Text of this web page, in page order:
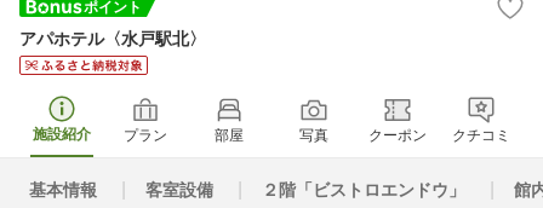
アパホテル〈水戸駅北〉
施設紹介 プラン 部屋 写真 クーポン クチコミ
基本情報 客室設備 ２階「ビストロエンドウ」 館